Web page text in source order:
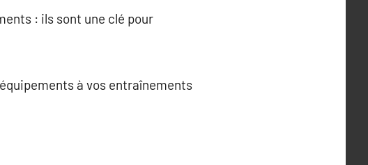
: ils sont une clé pour
à vos entraînements